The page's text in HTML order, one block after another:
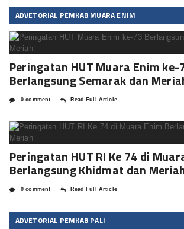
ADVETORIAL PEMKAB MUARA ENIM
Peringatan HUT Muara Enim ke-
Berlangsung Semarak dan
0 comment Read Full Article
Peringatan HUT RI Ke 74 di
Berlangsung Khidmat dan
0 comment Read Full Article
ADVETORIAL PEMKAB PALI